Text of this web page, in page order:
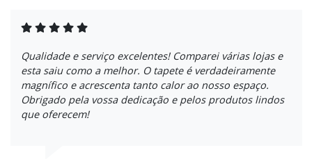
Qualidade e serviço excelentes! Comparei várias lojas e
esta saiu como a melhor. O tapete é verdadeiramente
magnífico e acrescenta tanto calor ao nosso espaço.
Obrigado pela vossa dedicação e pelos produtos lindos
que oferecem!